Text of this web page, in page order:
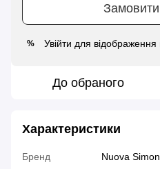
% Увійти для відображення
До обраного
Характеристики
Бренд
Nuova